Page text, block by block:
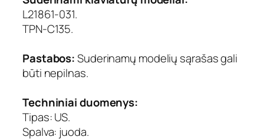
L21861-031.
TPN-C135.
Pastabos:Suderinamų modelių sąrašas gali
būti nepilnas.
Techniniai duomenys:
Tipas: US.
Spalva: juoda.